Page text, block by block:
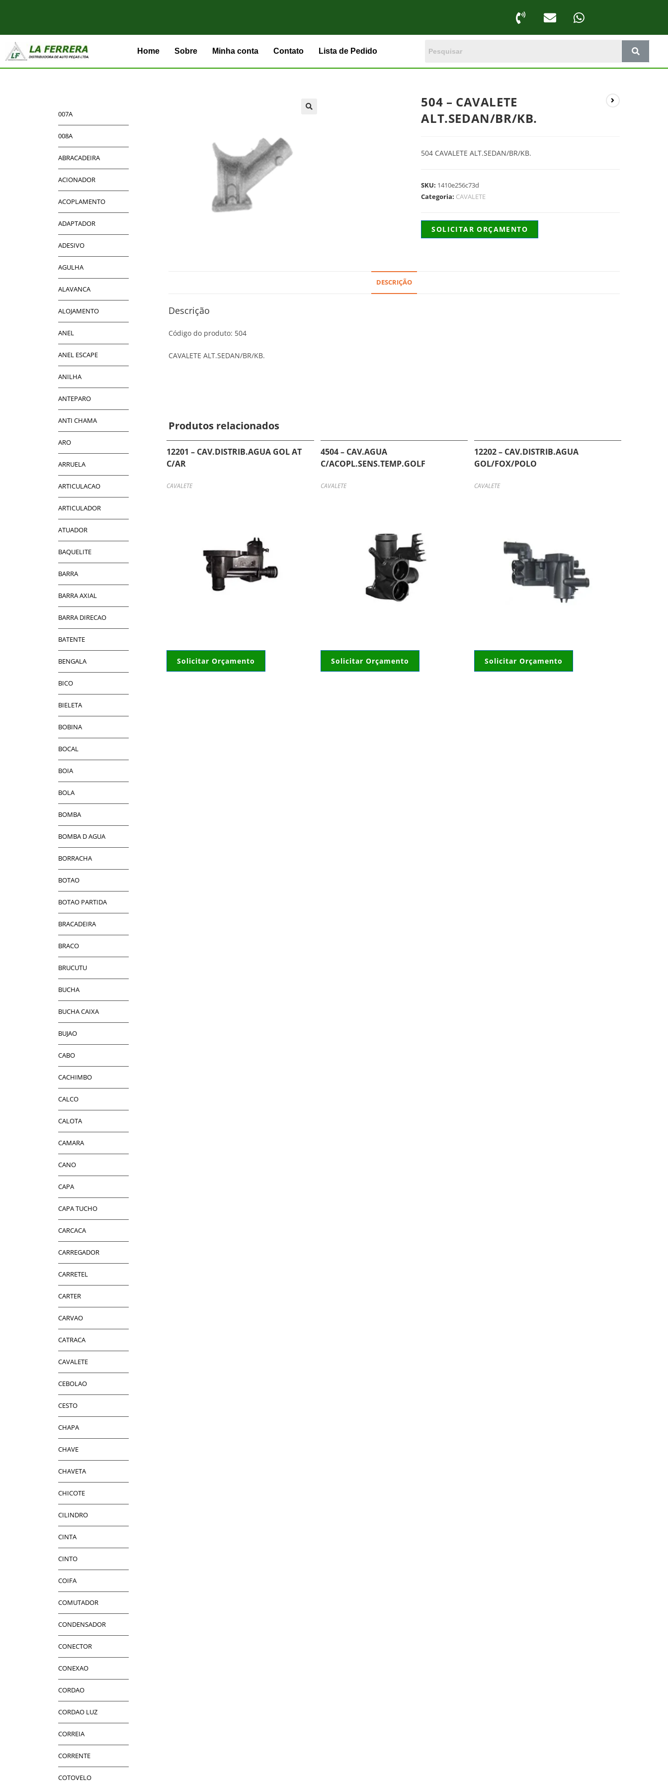
Home Sobre Minha conta Contato Lista de Pedido
504 – CAVALETE
ALT.SEDAN/BR/KB.
504 CAVALETE ALT.SEDAN/BR/KB.
SKU: 1410e256c73d
Categoria: CAVALETE
SOLICITAR ORÇAMENTO
DESCRIÇÃO
Descrição
Código do produto: 504
CAVALETE ALT.SEDAN/BR/KB.
Produtos relacionados
12201 – CAV.DISTRIB.AGUA GOL AT
C/AR
CAVALETE
Solicitar Orçamento
4504 – CAV.AGUA
C/ACOPL.SENS.TEMP.GOLF
CAVALETE
Solicitar Orçamento
12202 – CAV.DISTRIB.AGUA
GOL/FOX/POLO
CAVALETE
Solicitar Orçamento
007A
008A
ABRACADEIRA
ACIONADOR
ACOPLAMENTO
ADAPTADOR
ADESIVO
AGULHA
ALAVANCA
ALOJAMENTO
ANEL
ANEL ESCAPE
ANILHA
ANTEPARO
ANTI CHAMA
ARO
ARRUELA
ARTICULACAO
ARTICULADOR
ATUADOR
BAQUELITE
BARRA
BARRA AXIAL
BARRA DIRECAO
BATENTE
BENGALA
BICO
BIELETA
BOBINA
BOCAL
BOIA
BOLA
BOMBA
BOMBA D AGUA
BORRACHA
BOTAO
BOTAO PARTIDA
BRACADEIRA
BRACO
BRUCUTU
BUCHA
BUCHA CAIXA
BUJAO
CABO
CACHIMBO
CALCO
CALOTA
CAMARA
CANO
CAPA
CAPA TUCHO
CARCACA
CARREGADOR
CARRETEL
CARTER
CARVAO
CATRACA
CAVALETE
CEBOLAO
CESTO
CHAPA
CHAVE
CHAVETA
CHICOTE
CILINDRO
CINTA
CINTO
COIFA
COMUTADOR
CONDENSADOR
CONECTOR
CONEXAO
CORDAO
CORDAO LUZ
CORREIA
CORRENTE
COTOVELO